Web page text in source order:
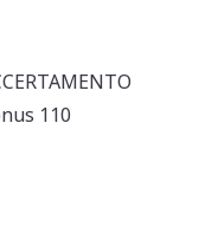
110